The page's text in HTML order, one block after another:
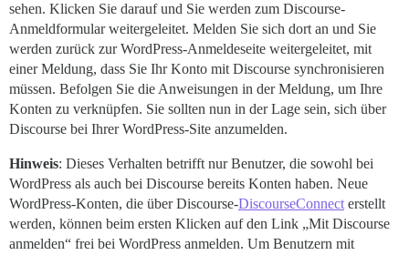
sehen. Klicken Sie darauf und Sie werden zum Discourse-
Anmeldformular weitergeleitet. Melden Sie sich dort an und Sie
werden zurück zur WordPress-Anmeldeseite weitergeleitet, mit
einer Meldung, dass Sie Ihr Konto mit Discourse synchronisieren
müssen. Befolgen Sie die Anweisungen in der Meldung, um Ihre
Konten zu verknüpfen. Sie sollten nun in der Lage sein, sich über
Discourse bei Ihrer WordPress-Site anzumelden.
Hinweis: Dieses Verhalten betrifft nur Benutzer, die sowohl bei
WordPress als auch bei Discourse bereits Konten haben. Neue
WordPress-Konten, die über Discourse-DiscourseConnect erstellt
werden, können beim ersten Klicken auf den Link „Mit Discourse
anmelden“ frei bei WordPress anmelden. Um Benutzern mit